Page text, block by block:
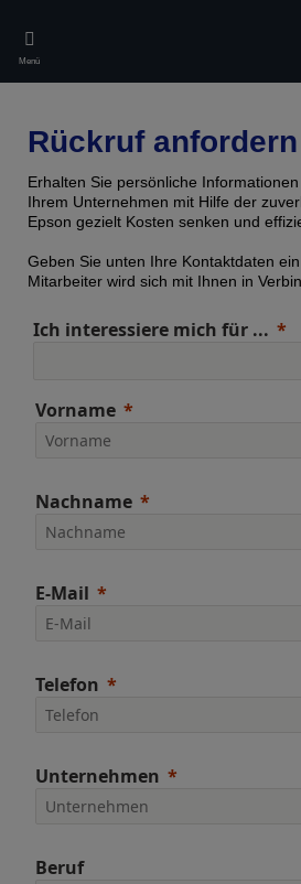
main
content
Menü
Rückruf anfordern
Erhalten Sie persönliche
Ihrem Unternehmen mit Hilfe der
Epson gezielt Kosten senken und
Geben Sie unten Ihre Kontaktdaten
Mitarbeiter wird sich mit Ihnen in
Ich interessiere mich für ...
Vorname
Nachname
E-Mail
Telefon
Unternehmen
Beruf